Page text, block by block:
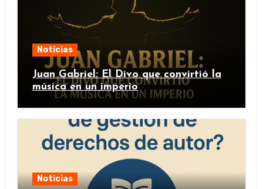
Noticias
Juan Gabriel: El Divo que convirtió la
música en un imperio
Noticias